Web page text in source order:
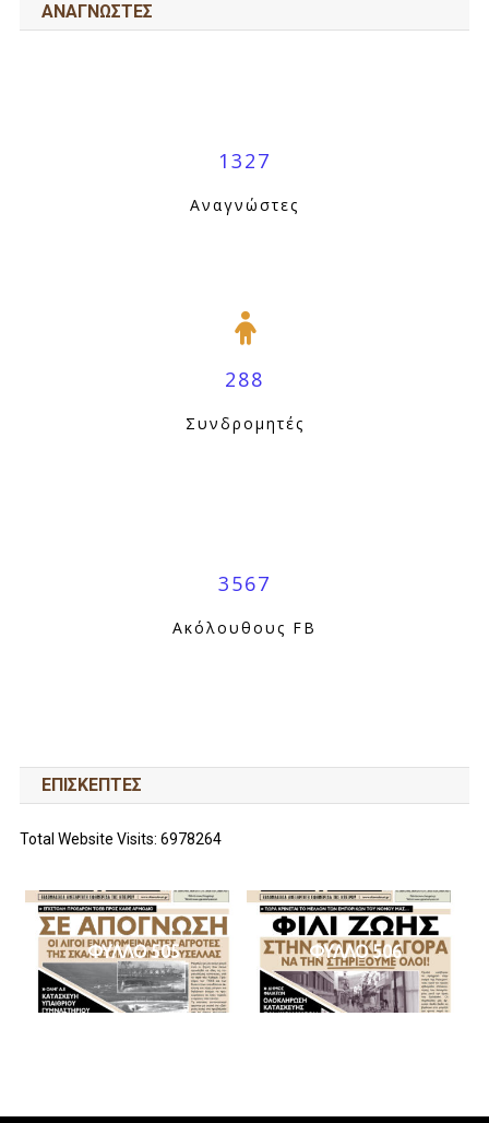
ΑΝΑΓΝΩΣΤΕΣ
1327
Αναγνώστες
288
Συνδρομητές
3567
Ακόλουθους FB
ΕΠΙΣΚΕΠΤΕΣ
Total Website Visits: 6978264
ΦΥΛΛΟ 505 ΦΥΛΛΟ 506